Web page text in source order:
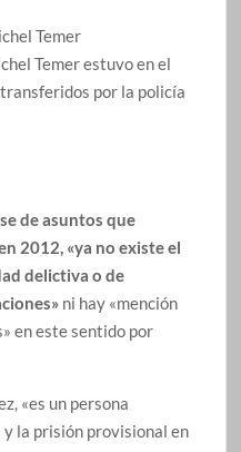
Temer estuvo en el
por la policía
de asuntos que
2012, «ya no existe el
delictiva o de
ni hay «mención
en este sentido por
«es un persona
la prisión provisional en